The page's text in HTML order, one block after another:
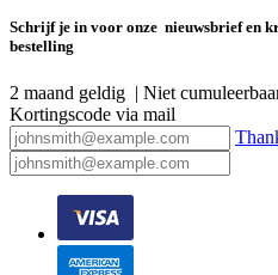
Schrijf je in voor onze nieuwsbrief en
bestelling
2 maand geldig | Niet
Kortingscode via mail